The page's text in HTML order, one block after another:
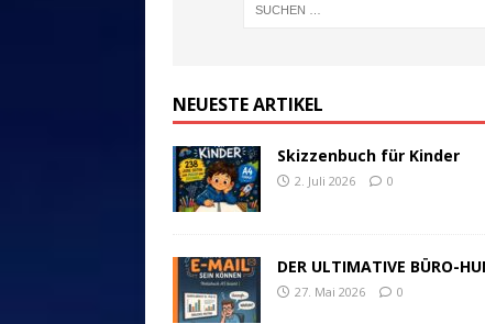
NEUESTE ARTIKEL
Skizzenbuch für Kinder
2. Juli 2026 0
DER ULTIMATIVE BÜRO-
27. Mai 2026 0